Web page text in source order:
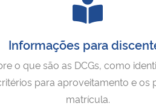
Informações para
o que são as DCGs, como
para aproveitamento e os
matrícula.